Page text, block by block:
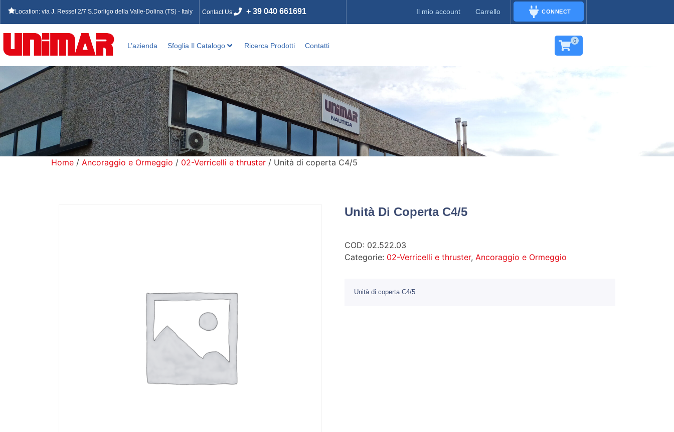
Location: via J. Ressel 2/7 S.Dorligo della Valle-Dolina (TS) - Italy Contact Us: + 39 040 661691 Il mio account Carrello CONNECT
L’azienda Sfoglia Il Catalogo Ricerca Prodotti Contatti
0
Home / Ancoraggio e Ormeggio / 02-Verricelli e thruster / Unità di coperta C4/5
Unità Di Coperta C4/5
COD: 02.522.03
Categorie: 02-Verricelli e thruster, Ancoraggio e Ormeggio
Unità di coperta C4/5